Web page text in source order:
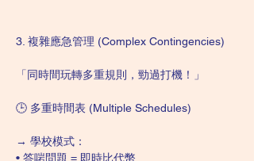
3. 複雜應急管理 (Complex Contingencies)
「同時間玩轉多重規則，勁過打機！」
🕒 多重時間表 (Multiple Schedules)
→ 學校模式：
• 答啱問題 = 即時比代幣